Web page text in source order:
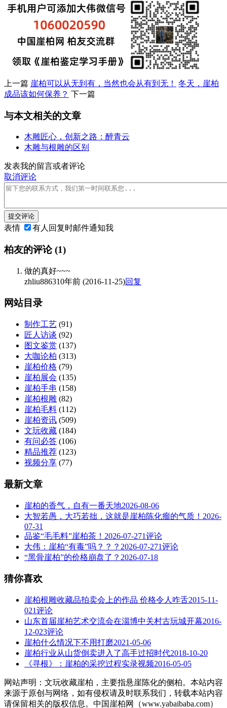
上一篇 崖柏可以从无到有，当然也会从有到无！
冬天，崖柏
成品该如何保养？ 下一篇
与本文相关的文章
木雕匠心，创新之路：醉青云
木雕与根雕的区别
发表我的留言或者评论
取消评论
提交评论
表情 有人回复时邮件通知我
柏友的评论(1)
做的真好~~~
zhliu886310年前 (2016-11-25)回复
网站目录
制作工艺 (91)
匠人访谈 (92)
图文鉴赏 (137)
大咖论柏 (313)
崖柏价格 (79)
崖柏展会 (135)
崖柏手串 (158)
崖柏根雕 (82)
崖柏毛料 (112)
崖柏资讯 (509)
文玩收藏 (184)
有问必答 (106)
精品推荐 (123)
视频分享 (77)
最新文章
崖柏的香气，自有一番天地2026-08-06
大智若愚，大巧若拙，这就是崖柏陈化瘤的气质！ 2026-
07-31
品鉴“毛毛料”崖柏茶！ 2026-07-271评论
大伟：崖柏“有毒”吗？？？ 2026-07-271评论
“黑骨崖柏”的价格崩盘了？ 2026-07-18
猜你喜欢
崖柏根雕收藏品拍卖会上的作品 价格令人咋舌2015-11-
021评论
山东首届崖柏艺术交流会在淄博中关村古玩城开幕2016-
12-023评论
崖柏什么情况下不用打磨2021-05-06
崖柏行业从山货倒卖进入了高手过招时代2018-10-20
《寻根》：崖柏的采挖过程实录视频2016-05-05
网站声明：文玩收藏崖柏，主要指悬崖陈化的侧柏。本站内容
来源于原创与网络，如有侵权请及时联系我们，转载本站内容
请保留相关的版权信息。中国崖柏网（www.yabaibaba.com）